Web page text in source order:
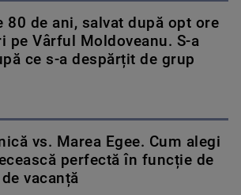
80 de ani, salvat după opt ore
pe Vârful Moldoveanu. S-a
ce s-a despărțit de grup
vs. Marea Egee. Cum alegi
perfectă în funcție de
vacanță